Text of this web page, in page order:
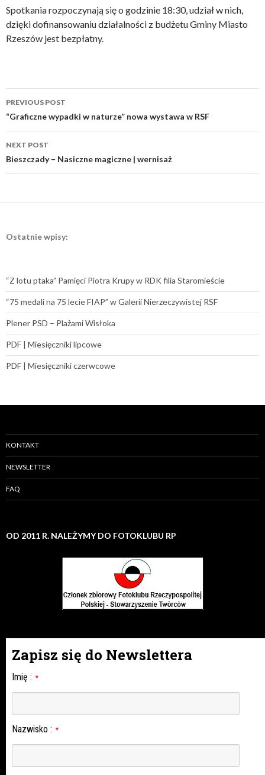
Spotkania rozpoczynają się o godzinie 18:30, udział w nich,
dzięki dofinansowaniu działalności z budżetu Gminy Miasto
Rzeszów jest bezpłatny.
Post
navigation
PREVIOUS POST
“Graficzne wypadki w naturze” nowa wystawa w RSF
NEXT POST
Bieszczady – Nasiczne magiczne | wernisaż
Ostatnie wpisy:
“Z lotu ptaka” Pamięci Piotra Krupy w RDK filia Staromieście
“75 medali na 75 lecie FIAP” w Galerii Nierzeczywistej RSF
Plener PSD – Plażami Wisłoka
PDF | Miesięczniki lipcowe
PDF | Miesięczniki czerwcowe
KONTAKT
NEWSLETTER
FAQ
OD 2011 R. NALEŻYMY DO FOTOKLUBU RP
Zapisz się do Newslettera
Imię : *
Nazwisko : *